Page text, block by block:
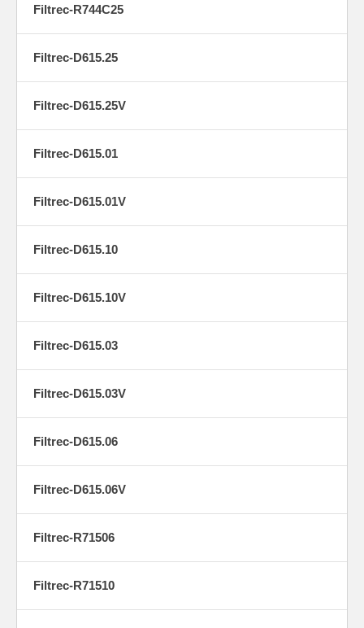
Filtrec-R744C25
Filtrec-D615.25
Filtrec-D615.25V
Filtrec-D615.01
Filtrec-D615.01V
Filtrec-D615.10
Filtrec-D615.10V
Filtrec-D615.03
Filtrec-D615.03V
Filtrec-D615.06
Filtrec-D615.06V
Filtrec-R71506
Filtrec-R71510